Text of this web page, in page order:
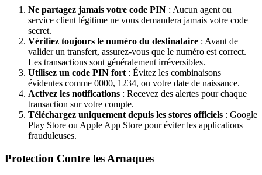
Ne partagez jamais votre code PIN : Aucun agent ou
service client légitime ne vous demandera jamais votre code
secret.
Vérifiez toujours le numéro du destinataire : Avant de
valider un transfert, assurez-vous que le numéro est correct.
Les transactions sont généralement irréversibles.
Utilisez un code PIN fort : Évitez les combinaisons
évidentes comme 0000, 1234, ou votre date de naissance.
Activez les notifications : Recevez des alertes pour chaque
transaction sur votre compte.
Téléchargez uniquement depuis les stores officiels : Google
Play Store ou Apple App Store pour éviter les applications
frauduleuses.
Protection Contre les Arnaques